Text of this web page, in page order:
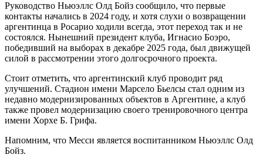
Руководство Ньюэллс Олд Бойз сообщило, что первые
контакты начались в 2024 году, и хотя слухи о возвращении
аргентинца в Росарио ходили всегда, этот переход так и не
состоялся. Нынешний президент клуба, Игнасио Боэро,
победивший на выборах в декабре 2025 года, был движущей
силой в рассмотрении этого долгосрочного проекта.
Стоит отметить, что аргентинский клуб проводит ряд
улучшений. Стадион имени Марсело Бьелсы стал одним из
недавно модернизированных объектов в Аргентине, а клуб
также провел модернизацию своего тренировочного центра
имени Хорхе Б. Грифа.
Напомним, что Месси является воспитанником Ньюэллс Олд
Бойз.